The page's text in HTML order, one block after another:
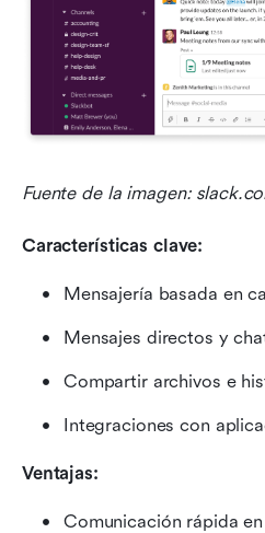
Fuente de la imagen:
Características clave:
Mensajería basada en
Mensajes directos y
Compartir archivos e
Integraciones con
Ventajas:
Comunicación rápida